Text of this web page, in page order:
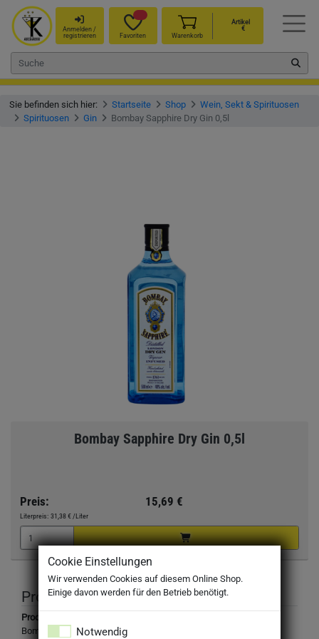
Anmelden /
registrieren
Favoriten Warenkorb
Artikel
€
Sie befinden sich hier: Startseite Shop
Wein, Sekt & Spirituosen
Spirituosen
Gin Bombay Sapphire Dry Gin 0,5l
Bombay Sapphire Dry Gin 0,5l
Preis: 15,69 €
Literpreis: 31,38 € /Liter
Produktbeschreibung
Produktbezeichnung:
Bombay Sapphire Dry Gin
Cookie Einstellungen
Wir verwenden Cookies auf diesem Online Shop.
Einige davon werden für den Betrieb benötigt.
Notwendig